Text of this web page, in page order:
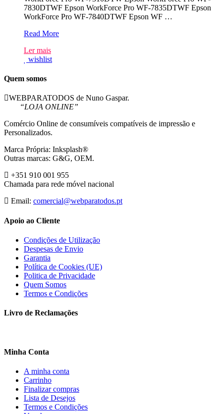
7830DTWF Epson WorkForce Pro WF-7835DTWF Epson
WorkForce Pro WF-7840DTWF Epson WF …
Epson
Magenta
Tinteiro
Read More
Ler mais
wishlist
Quem somos
WEBPARATODOS de Nuno Gaspar.
“LOJA ONLINE”
Comércio Online de consumíveis compatíveis de impressão e
Personalizados.
Marca Própria: Inksplash®
Outras marcas: G&G, OEM.
+351 910 001 955
Chamada para rede móvel nacional
Email: comercial@webparatodos.pt
Apoio ao Cliente
Condições de Utilização
Despesas de Envio
Garantia
Política de Cookies (UE)
Politica de Privacidade
Quem Somos
Termos e Condições
Livro de Reclamações
Minha Conta
A minha conta
Carrinho
Finalizar compras
Lista de Desejos
Termos e Condições